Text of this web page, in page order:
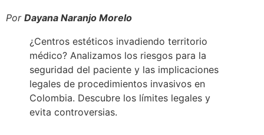
Por Dayana Naranjo Morelo
¿Centros estéticos invadiendo territorio
médico? Analizamos los riesgos para la
seguridad del paciente y las implicaciones
legales de procedimientos invasivos en
Colombia. Descubre los límites legales y
evita controversias.